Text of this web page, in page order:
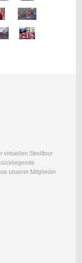
virtuellen Streiftour
unserer Mitglieder